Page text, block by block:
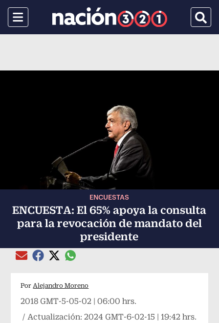
Menu
ENCUESTAS
ENCUESTA: El 65% apoya la consulta
para la revocación de mandato del
presidente
Compartir el artículo actual mediante Email
Compartir el artículo actual mediante Facebook
Compartir el artículo actual mediante Twitter
Compartir el artículo actual mediante
Por Alejandro Moreno
2018 GMT-5-05-02 | 06:00 hrs.
/ Actualización:2024 GMT-6-02-15 | 19:42 hrs.